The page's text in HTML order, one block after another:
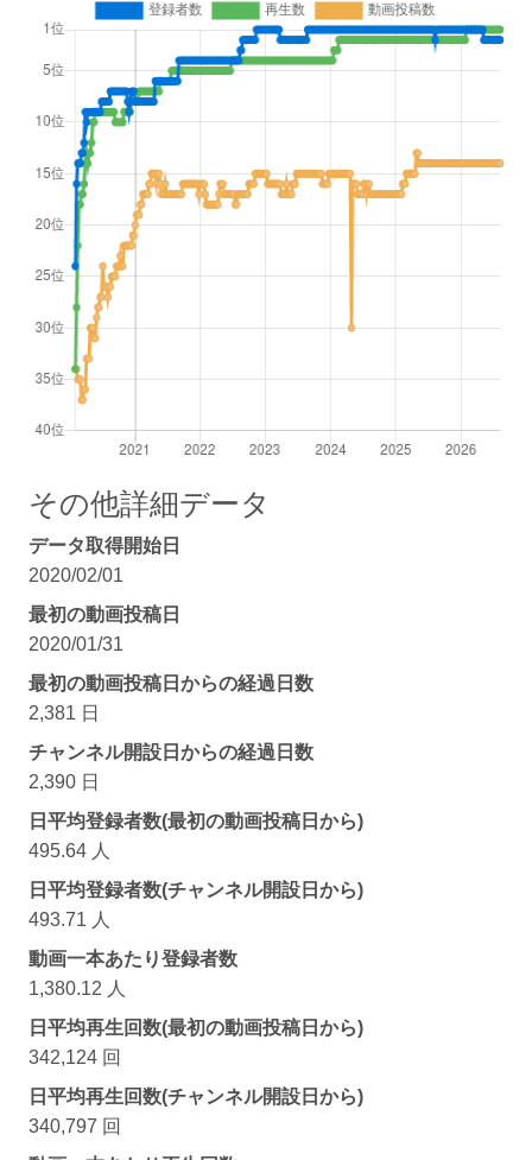
その他詳細データ
データ取得開始日
2020/02/01
最初の動画投稿日
2020/01/31
最初の動画投稿日からの経過日数
2,381 日
チャンネル開設日からの経過日数
2,390 日
日平均登録者数(最初の動画投稿日から)
495.64 人
日平均登録者数(チャンネル開設日から)
493.71 人
動画一本あたり登録者数
1,380.12 人
日平均再生回数(最初の動画投稿日から)
342,124 回
日平均再生回数(チャンネル開設日から)
340,797 回